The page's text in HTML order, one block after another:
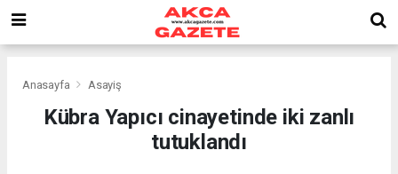
Anasayfa Asayiş
Kübra Yapıcı cinayetinde iki zanlı
tutuklandı